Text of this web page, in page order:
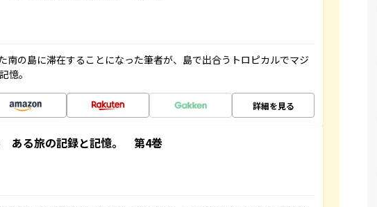
南の島に滞在することになった筆者が、島で出合うトロピカルでマジ
憶。
詳細を見る
ある旅の記録と記憶。 第4巻